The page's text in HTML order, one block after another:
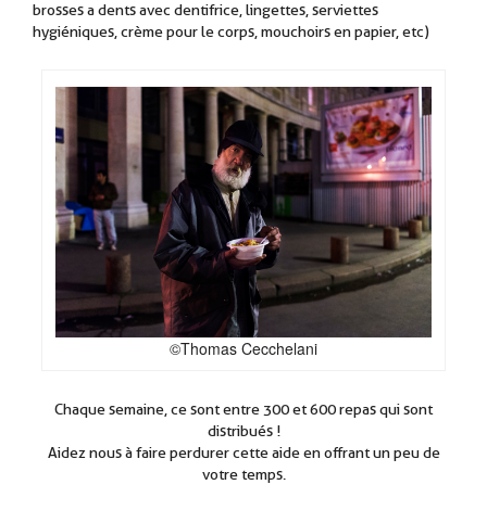
brosses a dents avec dentifrice, lingettes, serviettes
hygiéniques, crème pour le corps, mouchoirs en papier, etc)
©Thomas Cecchelani
Chaque semaine, ce sont entre 300 et 600 repas qui sont
distribués !
Aidez nous à faire perdurer cette aide en offrant un peu de
votre temps.